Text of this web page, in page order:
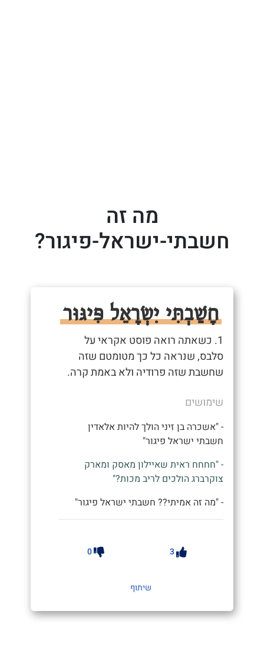
מה זה
חשבתי-ישראל-פיגור?
חָשַׁבְתִּי יִשְׂרָאֵל פִּיגּוּר
1. כשאתה רואה פוסט אקראי על
סלבס, שנראה כל כך מטומטם שזה
שחשבת שזה פרודיה ולא באמת קרה.
שימושים
- "אשכרה בן זיני הולך להיות אלאדין
חשבתי ישראל פיגור"
- "חחחח ראית שאיילון מאסק ומארק
צוקרברג הולכים לריב מכות?"
- "מה זה אמיתי?? חשבתי ישראל פיגור"
3
0
שיתוף